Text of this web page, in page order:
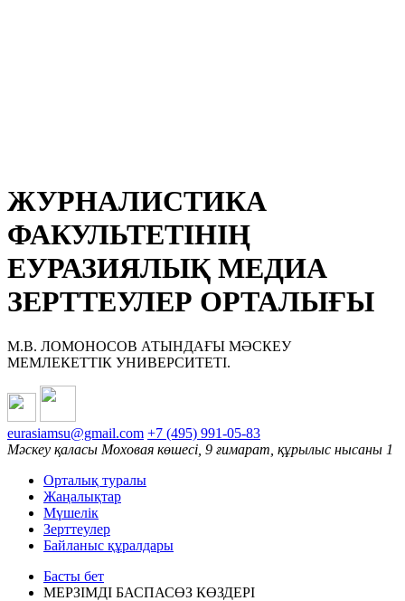
ЖУРНАЛИСТИКА
ФАКУЛЬТЕТІНІҢ
ЕУРАЗИЯЛЫҚ МЕДИА
ЗЕРТТЕУЛЕР ОРТАЛЫҒЫ
М.В. ЛОМОНОСОВ АТЫНДАҒЫ МӘСКЕУ
МЕМЛЕКЕТТІК УНИВЕРСИТЕТІ.
eurasiamsu@gmail.com +7 (495) 991-05-83
Мәскеу қаласы Моховая көшесі, 9 ғимарат, құрылыс нысаны 1
Орталық туралы
Жаңалықтар
Мүшелік
Зерттеулер
Байланыс құралдары
Басты бет
МЕРЗІМДІ БАСПАСӨЗ КӨЗДЕРІ